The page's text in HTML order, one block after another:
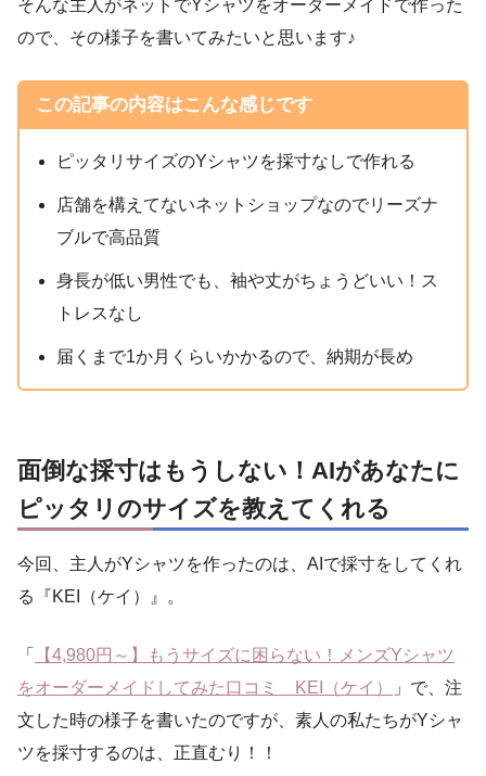
そんな主人がネットでYシャツをオーダーメイドで作った
ので、その様子を書いてみたいと思います♪
この記事の内容はこんな感じです
ピッタリサイズのYシャツを採寸なしで作れる
店舗を構えてないネットショップなのでリーズナ
ブルで高品質
身長が低い男性でも、袖や丈がちょうどいい！ス
トレスなし
届くまで1か月くらいかかるので、納期が長め
面倒な採寸はもうしない！AIがあなたに
ピッタリのサイズを教えてくれる
今回、主人がYシャツを作ったのは、AIで採寸をしてくれ
る『KEI（ケイ）』。
「
【4,980円～】もうサイズに困らない！メンズYシャツ
をオーダーメイドしてみた口コミ KEI（ケイ）
」で、注
文した時の様子を書いたのですが、素人の私たちがYシャ
ツを採寸するのは、正直むり！！